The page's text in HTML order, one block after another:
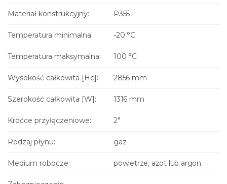
Materiał konstrukcyjny: P355
Temperatura minimalna: -20 °C
Temperatura maksymalna: 100 °C
Wysokość całkowita [Hc]: 2856 mm
Szerokość całkowita [W]: 1316 mm
Króćce przyłączeniowe: 2"
Rodzaj płynu: gaz
Medium robocze: powietrze, azot lub argon